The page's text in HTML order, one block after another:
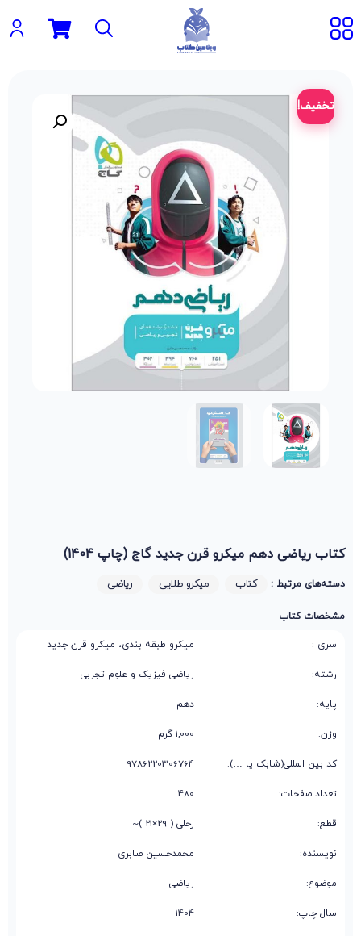
تخفیف!
کتاب ریاضی دهم میکرو قرن جدید گاج (چاپ 1404)
دسته‌های مرتبط : کتاب میکرو طلایی ریاضی
مشخصات کتاب
سری : میکرو طبقه بندی، میکرو قرن جدید
رشته: ریاضی فیزیک و علوم تجربی
پایه: دهم
وزن: 1,000 گرم
کد بین المللی(شابک یا …): 9786220306764
تعداد صفحات: 480
قطع: رحلی ( 29×21 )~
نویسنده: محمدحسین صابری
موضوع: ریاضی
سال چاپ: 1404